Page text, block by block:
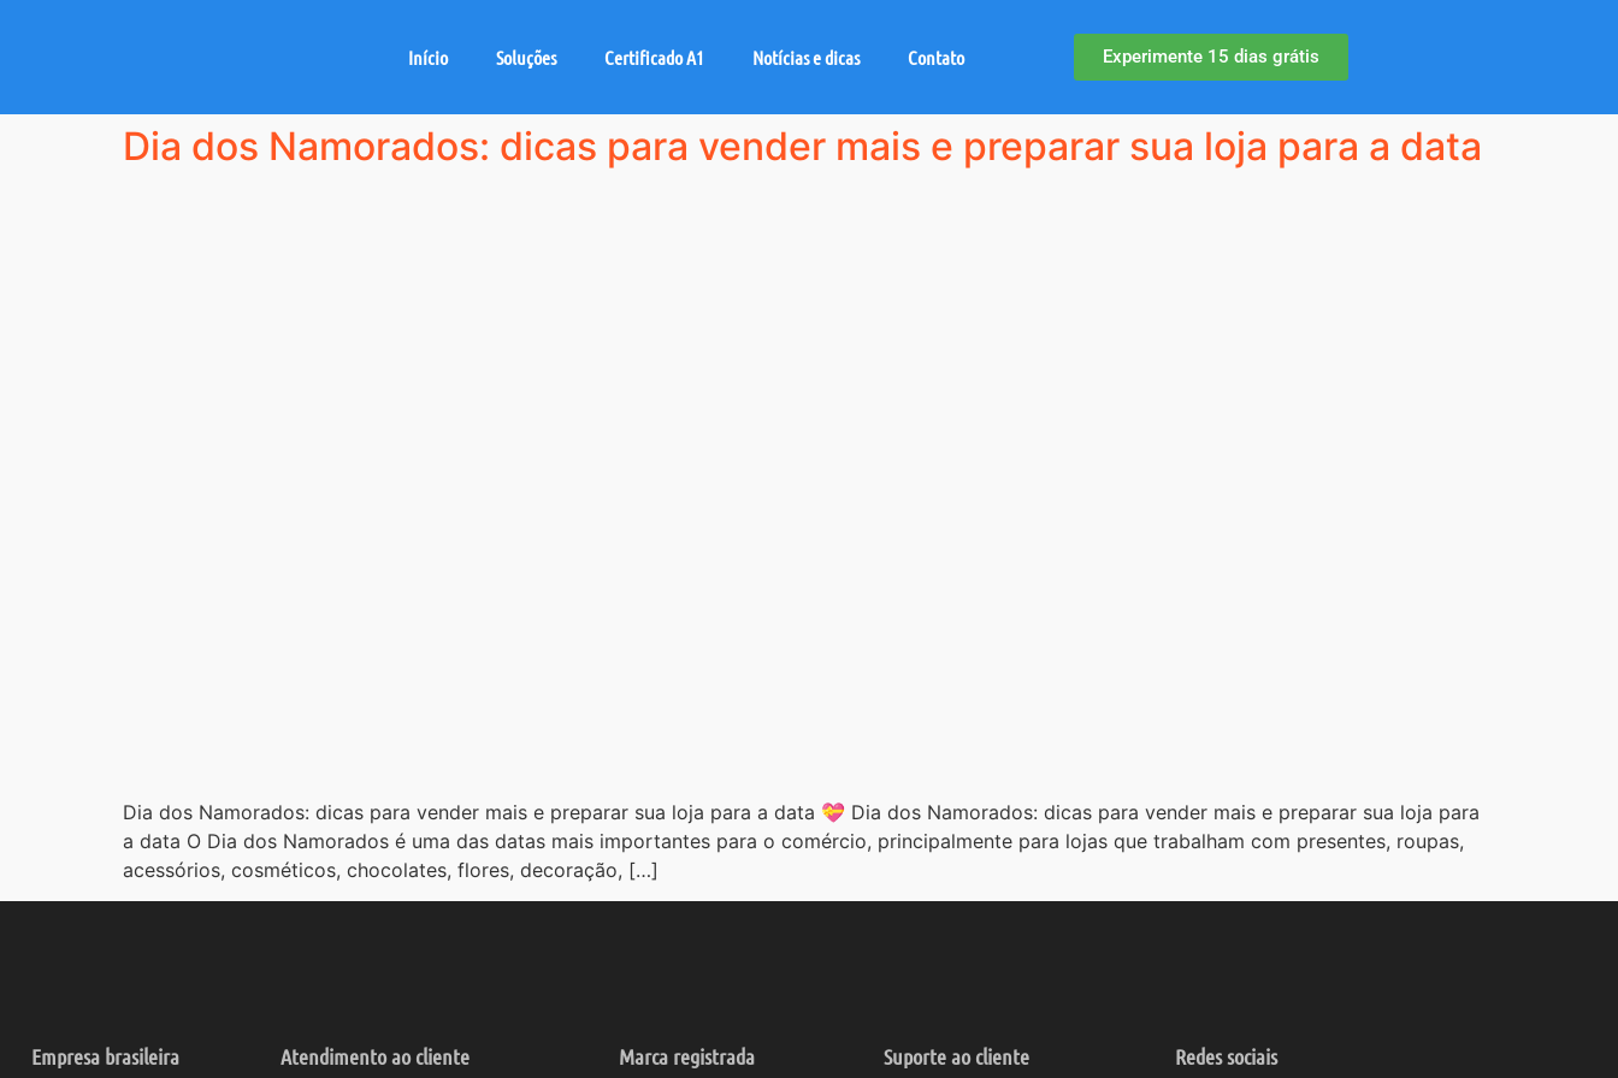
Início Soluções Certificado A1 Notícias e dicas Contato Experimente 15 dias grátis
Dia dos Namorados: dicas para vender mais e preparar sua loja para a data
Dia dos Namorados: dicas para vender mais e preparar sua loja para a data 💝 Dia dos Namorados: dicas para vender mais e preparar sua loja para
a data O Dia dos Namorados é uma das datas mais importantes para o comércio, principalmente para lojas que trabalham com presentes, roupas,
acessórios, cosméticos, chocolates, flores, decoração, […]
Empresa brasileira Atendimento ao cliente Marca registrada Suporte ao cliente Redes sociais